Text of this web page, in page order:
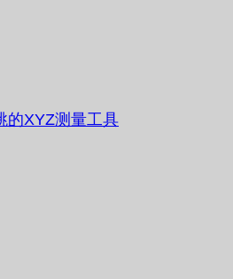
的XYZ测量工具